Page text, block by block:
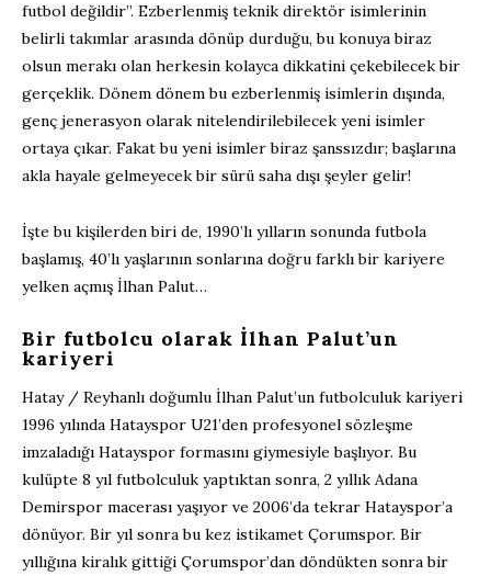
futbol değildir”. Ezberlenmiş teknik direktör isimlerinin
belirli takımlar arasında dönüp durduğu, bu konuya biraz
olsun merakı olan herkesin kolayca dikkatini çekebilecek bir
gerçeklik. Dönem dönem bu ezberlenmiş isimlerin dışında,
genç jenerasyon olarak nitelendirilebilecek yeni isimler
ortaya çıkar. Fakat bu yeni isimler biraz şanssızdır; başlarına
akla hayale gelmeyecek bir sürü saha dışı şeyler gelir!
İşte bu kişilerden biri de, 1990’lı yılların sonunda futbola
başlamış, 40’lı yaşlarının sonlarına doğru farklı bir kariyere
yelken açmış İlhan Palut…
Bir futbolcu olarak İlhan Palut’un
kariyeri
Hatay / Reyhanlı doğumlu İlhan Palut’un futbolculuk kariyeri
1996 yılında Hatayspor U21’den profesyonel sözleşme
imzaladığı Hatayspor formasını giymesiyle başlıyor. Bu
kulüpte 8 yıl futbolculuk yaptıktan sonra, 2 yıllık Adana
Demirspor macerası yaşıyor ve 2006’da tekrar Hatayspor’a
dönüyor. Bir yıl sonra bu kez istikamet Çorumspor. Bir
yıllığına kiralık gittiği Çorumspor’dan döndükten sonra bir